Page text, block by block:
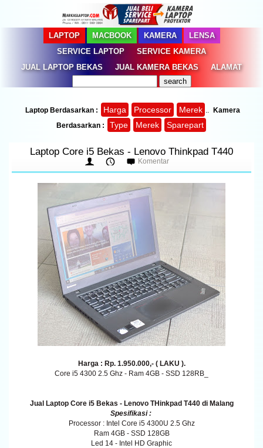
LAPTOP MACBOOK KAMERA
LENSA
SERVICE LAPTOP
SERVICE KAMERA
JUAL LAPTOP BEKAS
JUAL KAMERA BEKAS ALAMAT
Laptop Berdasarkan : Harga Processor Merek
Kamera
Berdasarkan :
Type Merek Sparepart
Laptop Core i5 Bekas - Lenovo Thinkpad T440
Komentar
Harga : Rp. 1.950.000,- ( LAKU ).
Core i5 4300 2.5 Ghz - Ram 4GB - SSD 128RB_
Jual Laptop Core i5 Bekas - Lenovo THinkpad T440 di Malang
Spesifikasi :
Processor : Intel Core i5 4300U 2.5 Ghz
Ram 4GB - SSD 128GB
Led 14 - Intel HD Graphic